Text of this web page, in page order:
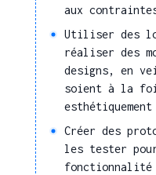
projets
définis
aux
Utiliser des
réaliser des
designs, en
soient à la
Créer des
les tester